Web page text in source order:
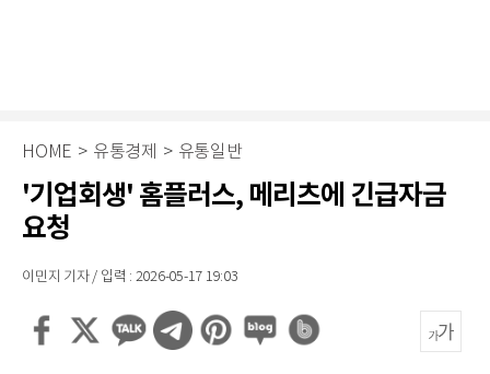
HOME > 유통경제 > 유통일반
'기업회생' 홈플러스, 메리츠에 긴급자금
요청
이민지 기자 / 입력 : 2026-05-17 19:03